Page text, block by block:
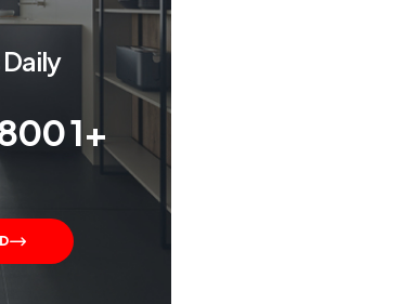
+1 800 13 456 789